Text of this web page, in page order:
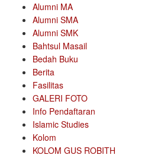
Alumni MA
Alumni SMA
Alumni SMK
Bahtsul Masail
Bedah Buku
Berita
Fasilitas
GALERI FOTO
Info Pendaftaran
Islamic Studies
Kolom
KOLOM GUS ROBITH